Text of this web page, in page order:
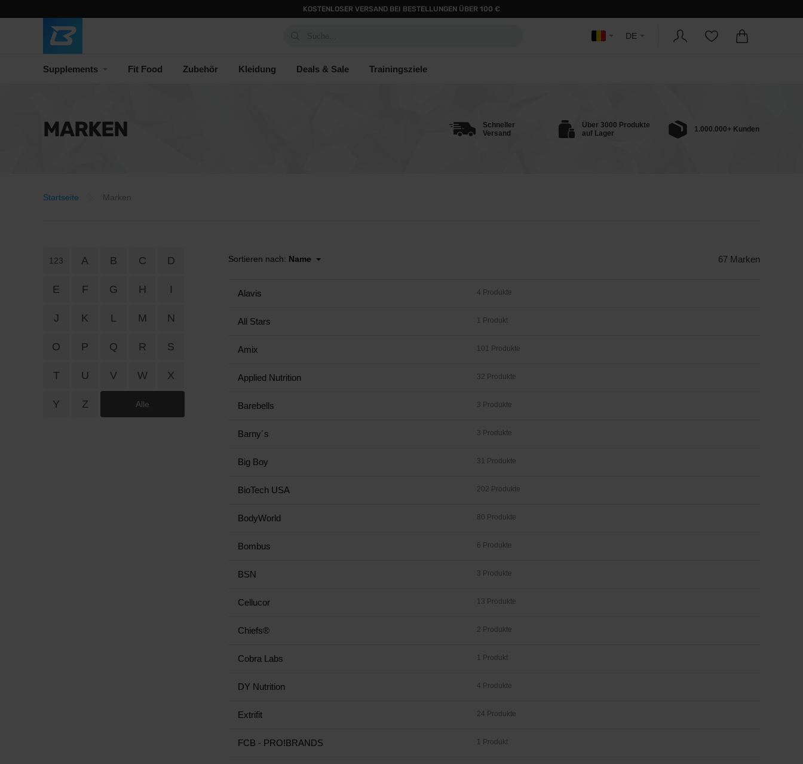
KOSTENLOSER VERSAND BEI BESTELLUNGEN ÜBER 100 €
DE
Supplements Fit Food Zubehör Kleidung Deals & Sale Trainingsziele
MARKEN
Schneller
Versand
Über 3000 Produkte
auf Lager
1.000.000+ Kunden
Startseite Marken
123 A B C D
E F G H I
J K L M N
O P Q R S
T U V W X
Y Z Alle
Sortieren nach: Name 67 Marken
Alavis 4 Produkte
All Stars 1 Produkt
Amix 101 Produkte
Applied Nutrition 32 Produkte
Barebells 3 Produkte
Barny´s 3 Produkte
Big Boy 31 Produkte
BioTech USA 202 Produkte
BodyWorld 80 Produkte
Bombus 6 Produkte
BSN 3 Produkte
Cellucor 13 Produkte
Chiefs® 2 Produkte
Cobra Labs 1 Produkt
DY Nutrition 4 Produkte
Extrifit 24 Produkte
FCB - PRO!BRANDS 1 Produkt